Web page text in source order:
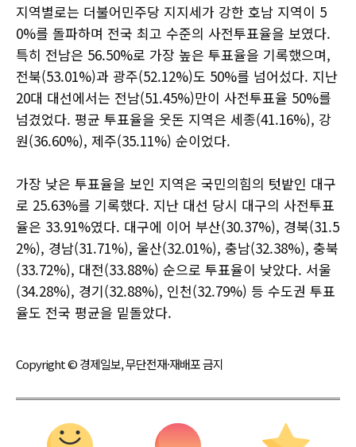
지역별로는 더불어민주당 지지세가 강한 호남 지역이 5
0%를 돌파하며 전국 최고 수준의 사전투표율을 보였다.
특히 전남은 56.50%로 가장 높은 투표율을 기록했으며,
전북(53.01%)과 광주(52.12%)도 50%를 넘어섰다. 지난
20대 대선에서는 전남(51.45%)만이 사전투표율 50%를
넘겼었다. 평균 투표율을 웃돈 지역은 세종(41.16%), 강
원(36.60%), 제주(35.11%) 순이었다.
가장 낮은 투표율을 보인 지역은 국민의힘의 텃밭인 대구
로 25.63%를 기록했다. 지난 대선 당시 대구의 사전투표
율은 33.91%였다. 대구에 이어 부산(30.37%), 경북(31.5
2%), 경남(31.71%), 울산(32.01%), 충남(32.38%), 충북
(33.72%), 대전(33.88%) 순으로 투표율이 낮았다. 서울
(34.28%), 경기(32.88%), 인천(32.79%) 등 수도권 투표
율도 전국 평균을 밑돌았다.
Copyright © 경제일보, 무단전재·재배포 금지